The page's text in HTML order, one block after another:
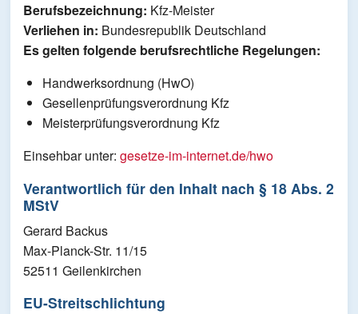
Berufsbezeichnung: Kfz-Meister
Verliehen in: Bundesrepublik Deutschland
Es gelten folgende berufsrechtliche Regelungen:
Handwerksordnung (HwO)
Gesellenprüfungsverordnung Kfz
Meisterprüfungsverordnung Kfz
Einsehbar unter: gesetze-im-internet.de/hwo
Verantwortlich für den Inhalt nach § 18 Abs. 2
MStV
Gerard Backus
Max-Planck-Str. 11/15
52511 Geilenkirchen
EU-Streitschlichtung